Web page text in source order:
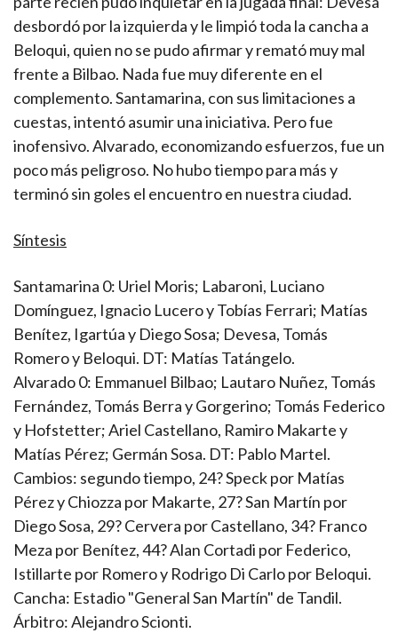
desbordó por la izquierda y le limpió toda la cancha a
Beloqui, quien no se pudo afirmar y remató muy mal
frente a Bilbao. Nada fue muy diferente en el
complemento. Santamarina, con sus limitaciones a
cuestas, intentó asumir una iniciativa. Pero fue
inofensivo. Alvarado, economizando esfuerzos, fue un
poco más peligroso. No hubo tiempo para más y
terminó sin goles el encuentro en nuestra ciudad.
Síntesis
Santamarina 0: Uriel Moris; Labaroni, Luciano
Domínguez, Ignacio Lucero y Tobías Ferrari; Matías
Benítez, Igartúa y Diego Sosa; Devesa, Tomás
Romero y Beloqui. DT: Matías Tatángelo.
Alvarado 0: Emmanuel Bilbao; Lautaro Nuñez, Tomás
Fernández, Tomás Berra y Gorgerino; Tomás Federico
y Hofstetter; Ariel Castellano, Ramiro Makarte y
Matías Pérez; Germán Sosa. DT: Pablo Martel.
Cambios: segundo tiempo, 24? Speck por Matías
Pérez y Chiozza por Makarte, 27? San Martín por
Diego Sosa, 29? Cervera por Castellano, 34? Franco
Meza por Benítez, 44? Alan Cortadi por Federico,
Istillarte por Romero y Rodrigo Di Carlo por Beloqui.
Cancha: Estadio "General San Martín" de Tandil.
Árbitro: Alejandro Scionti.